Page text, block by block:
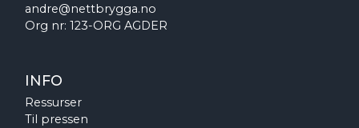
andre@nettbrygga.no
Org nr: 123-ORG AGDER
INFO
Ressurser
Til pressen